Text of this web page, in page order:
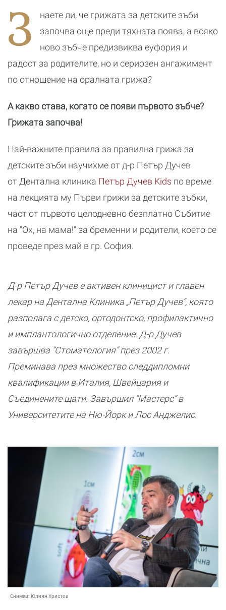
на едно място
най-важните
отговори за
бременни,
майки и
НДК
бебето в
магията на
движението
З
наете ли, че грижата за детските зъби
започва още преди тяхната поява, а всяко
ново зъбче предизвиква еуфория и
радост за родителите, но и сериозен ангажимент
по отношение на оралната грижа?
А какво става, когато се появи първото зъбче?
Грижата започва!
Най-важните правила за правилна грижа за
детските зъби научихме от д-р Петър Дучев
от Дентална клиника Петър Дучев Kids по време
на лекцията му Първи грижи за детските зъбки,
част от първото целодневно безплатно Събитие
на "Ох, на мама!" за бременни и родители, което се
проведе през май в гр. София.
Д-р Петър Дучев e активен клиницист и главен
лекар на Дентална Клиника „Петър Дучев“, която
разполага с детско, ортодонтско, профилактично
и имплантологично отделение. Д-р Дучев
завършва “Стоматология” през 2002 г.
Преминава през множество следдипломни
квалификации в Италия, Швейцария и
Съединените щати. Завършил “Мастерс” в
Университетите на Ню-Йорк и Лос Анджелис.
Снимка: Юлиян Христов